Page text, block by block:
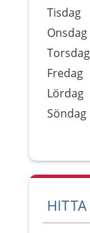
Tisdag
Onsdag
Torsdag
Fredag
Lördag
Söndag